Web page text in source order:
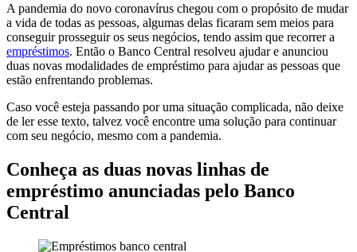
A pandemia do novo coronavírus chegou com o propósito de mudar
a vida de todas as pessoas, algumas delas ficaram sem meios para
conseguir prosseguir os seus negócios, tendo assim que recorrer a
empréstimos. Então o Banco Central resolveu ajudar e anunciou
duas novas modalidades de empréstimo para ajudar as pessoas que
estão enfrentando problemas.
Caso você esteja passando por uma situação complicada, não deixe
de ler esse texto, talvez você encontre uma solução para continuar
com seu negócio, mesmo com a pandemia.
Conheça as duas novas linhas de
empréstimo anunciadas pelo Banco
Central